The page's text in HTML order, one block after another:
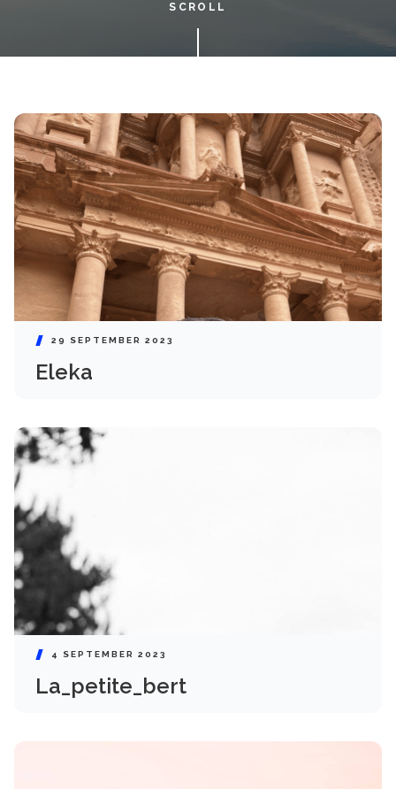
SCROLL
29 SEPTEMBER 2023
Eleka
4 SEPTEMBER 2023
La_petite_bert